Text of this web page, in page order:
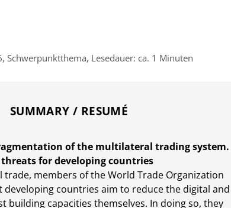
Schwerpunktthema, Lesedauer: ca. 1 Minuten
SUMMARY / RESUMÉ
of the multilateral trading system.
threats for developing countries
trade, members of the World Trade Organization
developing countries aim to reduce the digital and
building capacities themselves. In doing so, they